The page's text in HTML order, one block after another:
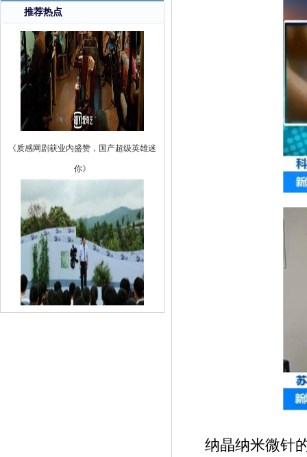
推荐热点
《质感网剧获业内盛赞，国产超级英雄迷
你》
纳晶纳米微针